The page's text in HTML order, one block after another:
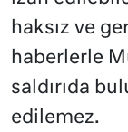
haksız ve
haberlerle
saldırıda
edilemez.